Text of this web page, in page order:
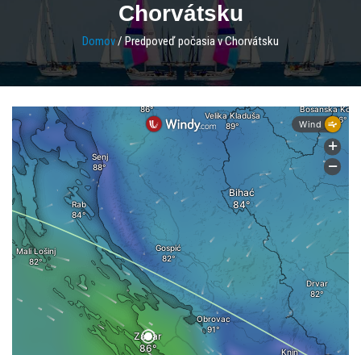
Chorvátsku
Domov/ Predpoveď počasia v Chorvátsku